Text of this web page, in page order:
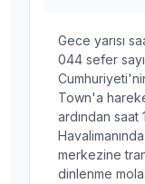
Gece yarısı
044 sefer
Town'a
ardından
merkezine
dinlenme